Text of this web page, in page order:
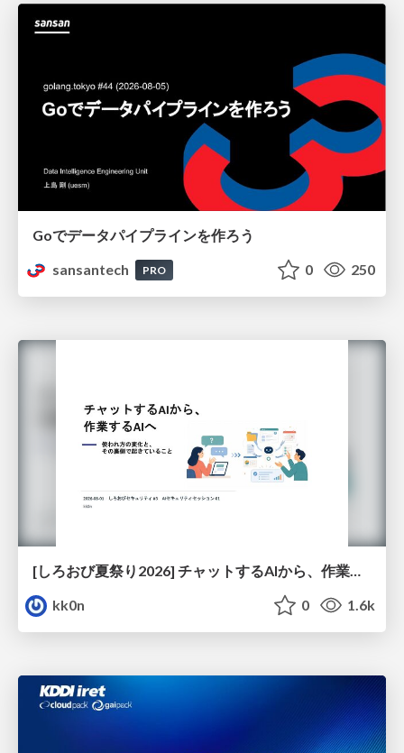
Goでデータパイプラインを作ろう
sansantech
PRO 0 250
[しろおび夏祭り2026] チャットするAIから、作業するAIへ - 使われ方の変化と、その裏側で起きていること
kk0n
0 1.6k